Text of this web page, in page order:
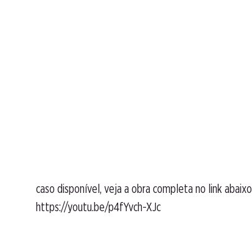
caso disponível, veja a obra completa no link abaixo
https://youtu.be/p4fYvch-XJc